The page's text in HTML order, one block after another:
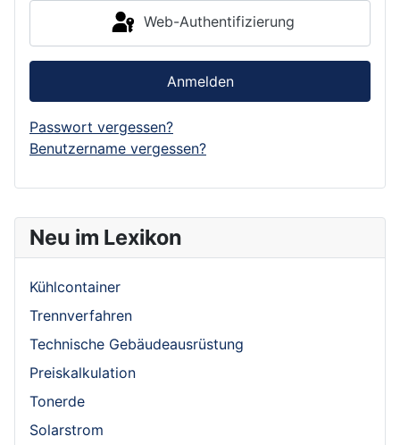
Neu im Lexikon
Kühlcontainer
Trennverfahren
Technische Gebäudeausrüstung
Preiskalkulation
Tonerde
Solarstrom
Web-Authentifizierung
Anmelden
Passwort vergessen?
Benutzername vergessen?